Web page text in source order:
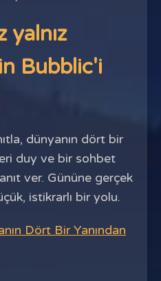
yalnız
Bubblic'i
dünyanın dört bir
duy ve bir sohbet
ver. Gününe gerçek
istikrarlı bir yolu.
Dört Bir Yanından